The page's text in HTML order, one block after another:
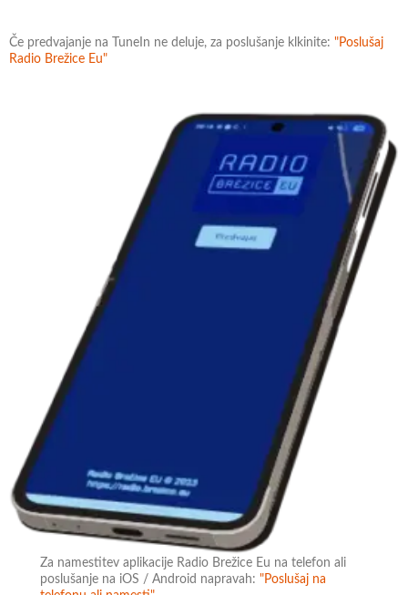
Če predvajanje na TuneIn ne deluje, za poslušanje klkinite: "Poslušaj
Radio Brežice Eu"
Za namestitev aplikacije Radio Brežice Eu na telefon ali
poslušanje na iOS / Android napravah:"Poslušaj na